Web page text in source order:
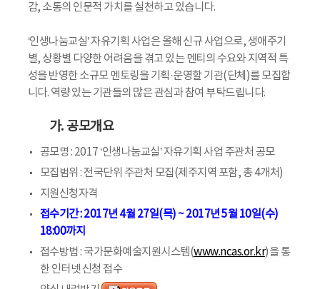
감, 소통의 인문적 가치를 실천하고 있습니다.
‘인생나눔교실’ 자유기획 사업은 올해 신규 사업으로, 생애주기
별, 상황별 다양한 어려움을 겪고 있는 멘티의 수요와 지역적 특
성을 반영한 소규모 멘토링을 기획·운영할 기관(단체)를 모집합
니다. 역량 있는 기관들의 많은 관심과 참여 부탁드립니다.
가. 공모개요
공모명 : 2017 ‘인생나눔교실’ 자유기획 사업 주관처 공모
모집범위 : 전국단위 주관처 모집(제주지역 포함, 총 4개처)
지원신청자격
접수기간 : 2017년 4월 27일(목) ~ 2017년 5월 10일(수)
18:00까지
접수방법 : 국가문화예술지원시스템(www.ncas.or.kr)을 통
한 인터넷 신청 접수